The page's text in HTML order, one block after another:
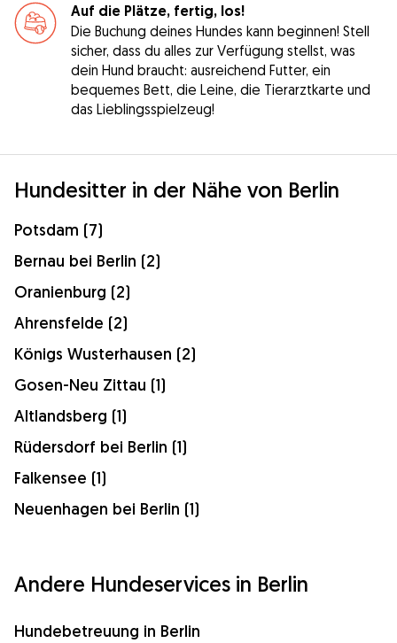
Auf die Plätze, fertig, los!
Die Buchung deines Hundes kann beginnen! Stell
sicher, dass du alles zur Verfügung stellst, was
dein Hund braucht: ausreichend Futter, ein
bequemes Bett, die Leine, die Tierarztkarte und
das Lieblingsspielzeug!
Hundesitter in der Nähe von Berlin
Potsdam (7)
Bernau bei Berlin (2)
Oranienburg (2)
Ahrensfelde (2)
Königs Wusterhausen (2)
Gosen-Neu Zittau (1)
Altlandsberg (1)
Rüdersdorf bei Berlin (1)
Falkensee (1)
Neuenhagen bei Berlin (1)
Andere Hundeservices in Berlin
Hundebetreuung in Berlin